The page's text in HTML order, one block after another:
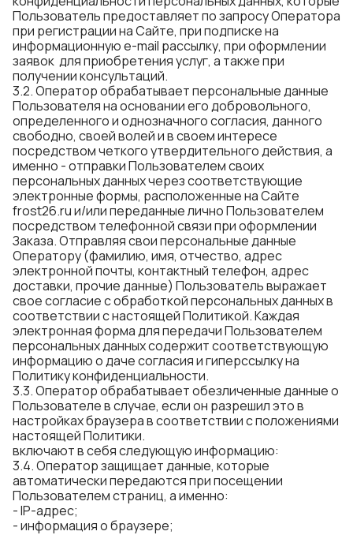
Пользователь предоставляет по запросу Оператора
при регистрации на Сайте, при подписке на
информационную e-mail рассылку, при оформлении
заявок для приобретения услуг, а также при
получении консультаций.
3.2. Оператор обрабатывает персональные данные
Пользователя на основании его добровольного,
определенного и однозначного согласия, данного
свободно, своей волей и в своем интересе
посредством четкого утвердительного действия, а
именно - отправки Пользователем своих
персональных данных через соответствующие
электронные формы, расположенные на Сайте
frost26.ru и/или переданные лично Пользователем
посредством телефонной связи при оформлении
Заказа. Отправляя свои персональные данные
Оператору (фамилию, имя, отчество, адрес
электронной почты, контактный телефон, адрес
доставки, прочие данные) Пользователь выражает
свое согласие с обработкой персональных данных в
соответствии с настоящей Политикой. Каждая
электронная форма для передачи Пользователем
персональных данных содержит соответствующую
информацию о даче согласия и гиперссылку на
Политику конфиденциальности.
3.3. Оператор обрабатывает обезличенные данные о
Пользователе в случае, если он разрешил это в
настройках браузера в соответствии с положениями
настоящей Политики.
включают в себя следующую информацию:
3.4. Оператор защищает данные, которые
автоматически передаются при посещении
Пользователем страниц, а именно:
- IP-адрес;
- информация о браузере;